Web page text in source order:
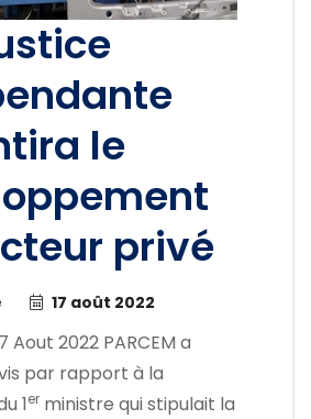
le
privé
17 août 2022
Aout 2022 PARCEM a
par rapport à la
1er ministre qui stipulait la